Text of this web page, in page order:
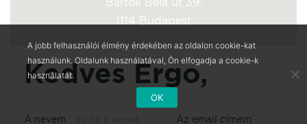
Kedves Ergo,
A nevem . Az email címem
1114 Budapest
A jobb felhasználói élmény érdekében az oldalon cookie-kat
használunk. Oldalunk használatával, Ön elfogadja a cookie-k
használatát.
OK